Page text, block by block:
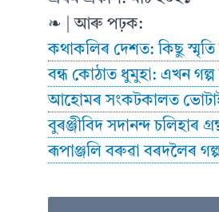
❧ | আৰু পঢ়ক:
কথাকলিৰ দেশত: কিছু
বন্ধ কোঠাত ধুমুহা: এখন
আহোমৰ সংকটকালত
বুৰঞ্জীবিদ সদানন্দ চলিহাৰ
ৰূপাঞ্জলি বৰুৱা বৰদলৈৰ